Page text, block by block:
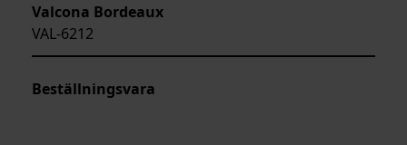
Valcona Bordeaux
VAL-6212
Beställningsvara